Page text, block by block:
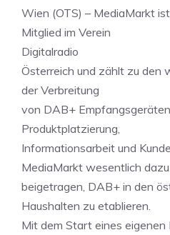
Wien (OTS) – MediaMarkt
Mitglied im Verein
Digitalradio
Österreich und zählt zu den
der Verbreitung
von DAB+
Produktplatzierung,
Informationsarbeit und
MediaMarkt wesentlich dazu
beigetragen, DAB+ in den
Haushalten zu etablieren.
Mit dem Start eines eigenen